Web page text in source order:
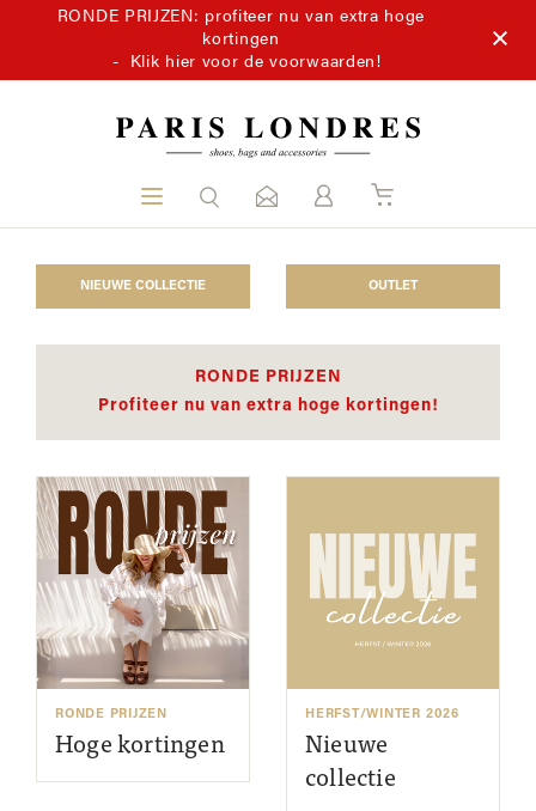
RONDE PRIJZEN: profiteer nu van extra hoge
kortingen
- Klik hier voor de voorwaarden!
NIEUWE COLLECTIE OUTLET
RONDE PRIJZEN
Profiteer nu van extra hoge kortingen!
RONDE PRIJZEN
Hoge kortingen
HERFST/WINTER 2026
Nieuwe
collectie